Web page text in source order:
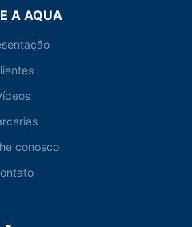
A AQUA
conosco